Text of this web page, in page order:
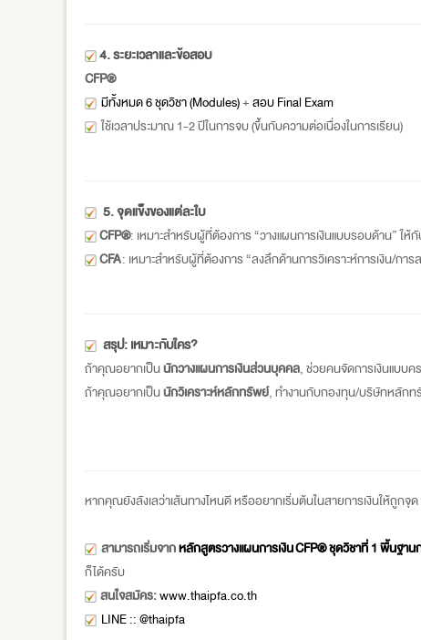
4. ระยะเวลาและข้อสอบ
CFP®
มีทั้งหมด 6 ชุดวิชา (Modules)+สอบ Final Exam
ใช้เวลาประมาณ 1-2 ปีในการจบ (ขึ้นกับความต่อเนื่องในการเรียน)
5. จุดแข็งของแต่ละใบ
CFP®: เหมาะสำหรับผู้ที่ต้องการ “วางแผนการเงินแบบรอบด้าน” ใ
CFA: เหมาะสำหรับผู้ที่ต้องการ “ลงลึกด้านการวิเคราะห์การเงิน/กา
สรุป: เหมาะกับใคร?
ถ้าคุณอยากเป็นนักวางแผนการเงินส่วนบุคคล, ช่วยคนจัดการเงินแบบ
ถ้าคุณอยากเป็นนักวิเคราะห์หลักทรัพย์, ทำงานกับกองทุน/บริษัทหลัก
หากคุณยังลังเลว่าเส้นทางไหนดี หรืออยากเริ่มต้นในสายการเงินให้ถูกจุด
สามารถเริ่มจากหลักสูตรวางแผนการเงิน CFP®ชุดวิชาที่ 1 พื้นฐาน
ก็ได้ครับ
สนใจสมัคร:www.thaipfa.co.th
LINE :: @thaipfa